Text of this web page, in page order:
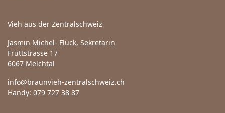
Vieh aus der Zentralschweiz
Jasmin Michel- Flück, Sekretärin
Fruttstrasse 17
6067 Melchtal
info@braunvieh-zentralschweiz.ch
Handy: 079 727 38 87